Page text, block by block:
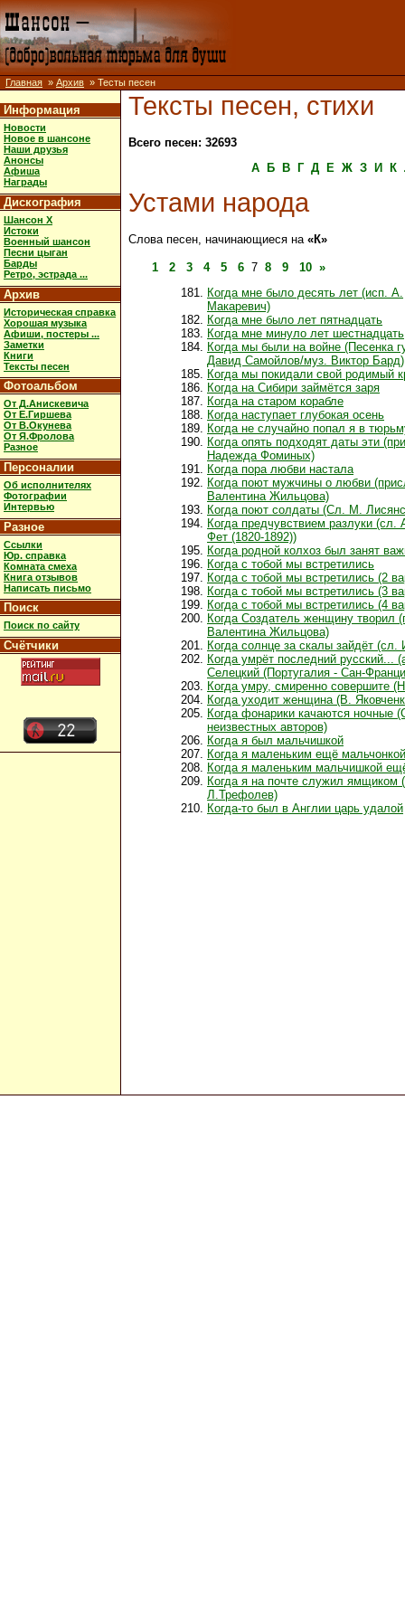
Главная » Архив » Тесты песен
Информация
Новости
Новое в шансоне
Наши друзья
Анонсы
Афиша
Награды
Дискография
Шансон X
Истоки
Военный шансон
Песни цыган
Барды
Ретро, эстрада ...
Архив
Историческая справка
Хорошая музыка
Афиши, постеры ...
Заметки
Книги
Тексты песен
Фотоальбом
От Д.Анискевича
От Е.Гиршева
От В.Окунева
От Я.Фролова
Разное
Персоналии
Об исполнителях
Фотографии
Интервью
Разное
Ссылки
Юр. справка
Комната смеха
Книга отзывов
Написать письмо
Поиск
Поиск по сайту
Счётчики
Тексты песен, стихи
Всего песен: 32693
А
Б В Г Д Е Ж З И К
Устами народа
Слова песен, начинающиеся на «К»
1 2 3 4 5 6 7 8 9 10 »
Когда мне было десять лет (исп. А.
Макаревич)
Когда мне было лет пятнадцать
Когда мне минуло лет шестнадцать
Когда мы были на войне (Песенка
Давид Самойлов/муз. Виктор Бард)
Когда мы покидали свой родимый
Когда на Сибири займётся заря
Когда на старом корабле
Когда наступает глубокая осень
Когда не случайно попал я в
Когда опять подходят даты эти
Надежда Фоминых)
Когда пора любви настала
Когда поют мужчины о любви
Валентина Жильцова)
Когда поют солдаты (Сл. М.
Когда предчувствием разлуки (сл.
Фет (1820-1892))
Когда родной колхоз был занят
Когда с тобой мы встретились
Когда с тобой мы встретились (2
Когда с тобой мы встретились (3
Когда с тобой мы встретились (4
Когда Создатель женщину творил
Валентина Жильцова)
Когда солнце за скалы зайдёт
Когда умрёт последний русский...
Селецкий (Португалия - Сан-
Когда умру, смиренно совершите
Когда уходит женщина (В.
Когда фонарики качаются ночные
неизвестных авторов)
Когда я был мальчишкой
Когда я маленьким ещё
Когда я маленьким мальчишкой
Когда я на почте служил ямщиком
Л.Трефолев)
Когда-то был в Англии царь удалой